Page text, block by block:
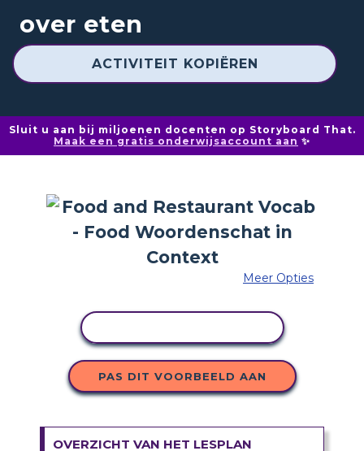
over eten
ACTIVITEIT KOPIËREN
Sluit u aan bij miljoenen docenten op Storyboard That.
Maak een gratis onderwijsaccount aan ✨
Meer Opties
PAS DIT VOORBEELD AAN
OVERZICHT VAN HET LESPLAN